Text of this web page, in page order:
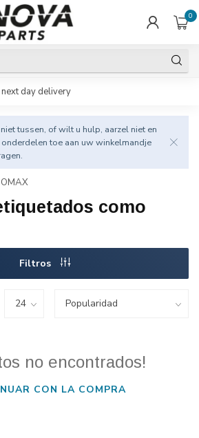
0
next day delivery
tussen, of wilt u hulp, aarzel niet en
onderdelen toe aan uw winkelmandje
OMAX
como
Filtros
no encontrados!
CON LA COMPRA